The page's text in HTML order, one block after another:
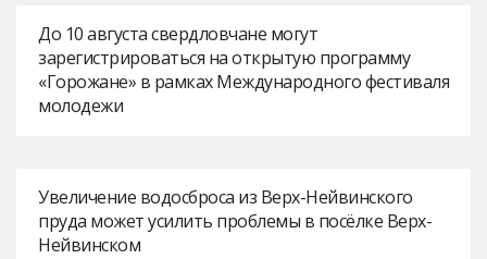
До 10 августа свердловчане могут
зарегистрироваться на открытую программу
«Горожане» в рамках Международного фестиваля
молодежи
Увеличение водосброса из Верх-Нейвинского
пруда может усилить проблемы в посёлке Верх-
Нейвинском